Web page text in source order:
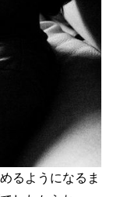
るようになるま